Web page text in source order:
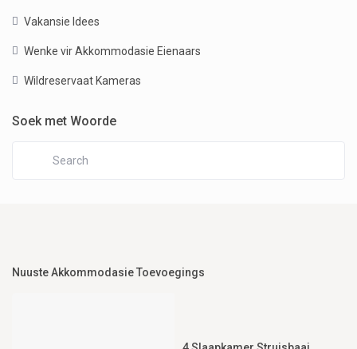
Vakansie Idees
Wenke vir Akkommodasie Eienaars
Wildreservaat Kameras
Soek met Woorde
Nuuste Akkommodasie Toevoegings